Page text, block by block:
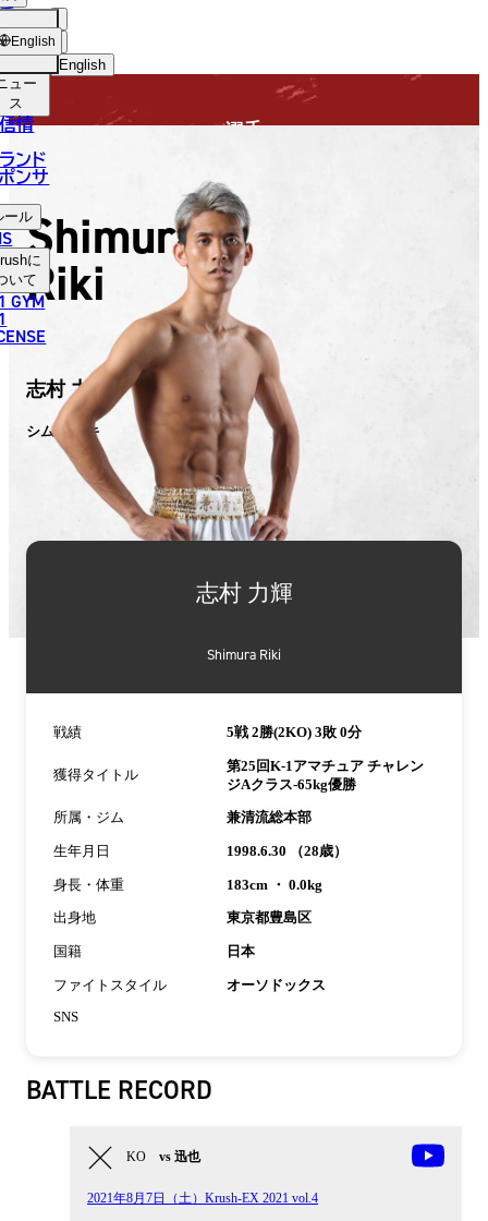
English
中文（简体）
中文（繁體）
ไทย
العربية
ョッ
プ
ュー
ス
情
ンド
ンサ
ール
に
いて
GYM
English
選手
Shimura
Riki
志村 力輝
シムラ リキ
志村 力輝
Shimura Riki
戦績 5戦 2勝(2KO) 3敗 0分
獲得タイトル
第25回K-1アマチュア チャレン
ジAクラス-65kg優勝
所属・ジム 兼清流総本部
生年月日 1998.6.30 （28歳）
身長・体重 183cm ・ 0.0kg
出身地 東京都豊島区
国籍 日本
ファイトスタイル オーソドックス
SNS
BATTLE RECORD
KO vs 迅也
2021年8月7日（土）Krush-EX 2021 vol.4